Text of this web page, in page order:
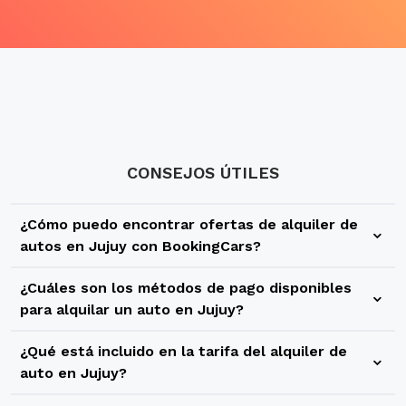
CONSEJOS ÚTILES
¿Cómo puedo encontrar ofertas de alquiler de
autos en Jujuy con BookingCars?
En BookingCars puedes utilizar nuestro buscador para
encontrar una gran variedad de ofertas y precios para tu
vehículos de diferentes categorías y con diferentes
compañías de rent a car para que puedas elegir lo que más
¿Cuáles son los métodos de pago disponibles
para alquilar un auto en Jujuy?
En BookingCars te ofrecemos diferentes métodos de pago
para que tu alquiler de autos en Jujuy sea simple y rápido,
¿Qué está incluido en la tarifa del alquiler de
auto en Jujuy?